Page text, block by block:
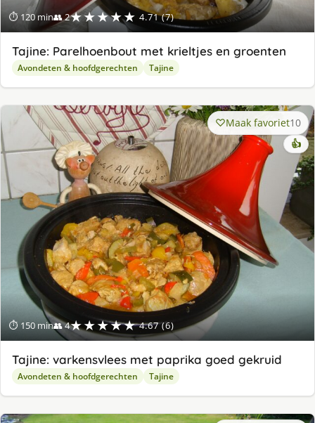
⏱ 120 min👥 2★★★★★ 4.71 (7)
Tajine: Parelhoenbout met krieltjes en groenten
Avondeten & hoofdgerechten Tajine
⏱ 150 min👥 4★★★★★ 4.67 (6)
Maak favoriet10
👍
Tajine: varkensvlees met paprika goed gekruid
Avondeten & hoofdgerechten Tajine